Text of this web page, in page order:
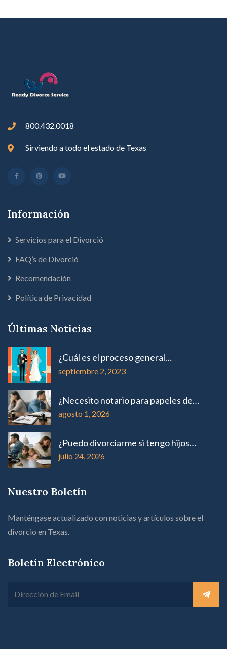
800.432.0018
Sirviendo a todo el estado de Texas
Información
Servicios para el Divorció
FAQ’s de Divorció
Recomendación
Política de Privacidad
Últimas Noticias
¿Cuál es el proceso general…
septiembre 2, 2023
¿Necesito notario para papeles de…
agosto 1, 2026
¿Puedo divorciarme si tengo hijos…
julio 24, 2026
Nuestro Boletín
Manténgase actualizado con noticias y artículos sobre el
divorcio en Texas.
Boletín Electrónico